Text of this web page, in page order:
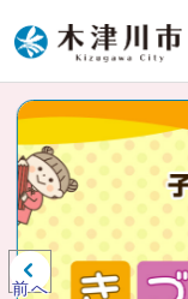
ページの先頭です
ここから本文です
ビジュアル
らの紹介、
前へ